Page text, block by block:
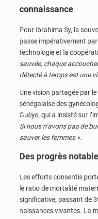
connaissance
Pour Ibrahima Sy, la
passe impérativement
technologie et la
sauvée, chaque
détecté à temps est une
Une vision partagée par
sénégalaise des
Guèye, qui a insisté sur
Si nous n’avons pas de
sauver les femmes ».
Des progrès
Les efforts consentis
le ratio de mortalité
significative, passant de
naissances vivantes. La